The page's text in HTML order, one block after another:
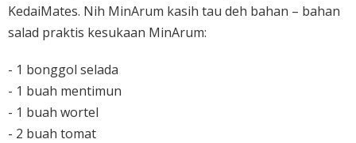
KedaiMates. Nih MinArum kasih tau deh bahan – bahan
salad praktis kesukaan MinArum:
- 1 bonggol selada
- 1 buah mentimun
- 1 buah wortel
- 2 buah tomat